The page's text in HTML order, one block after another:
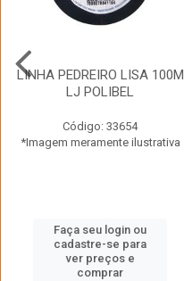
LINHA PEDREIRO LISA 100M
LJ POLIBEL
Código: 33654
*Imagem meramente ilustrativa
Faça seu login ou
cadastre-se para
ver preços e
comprar